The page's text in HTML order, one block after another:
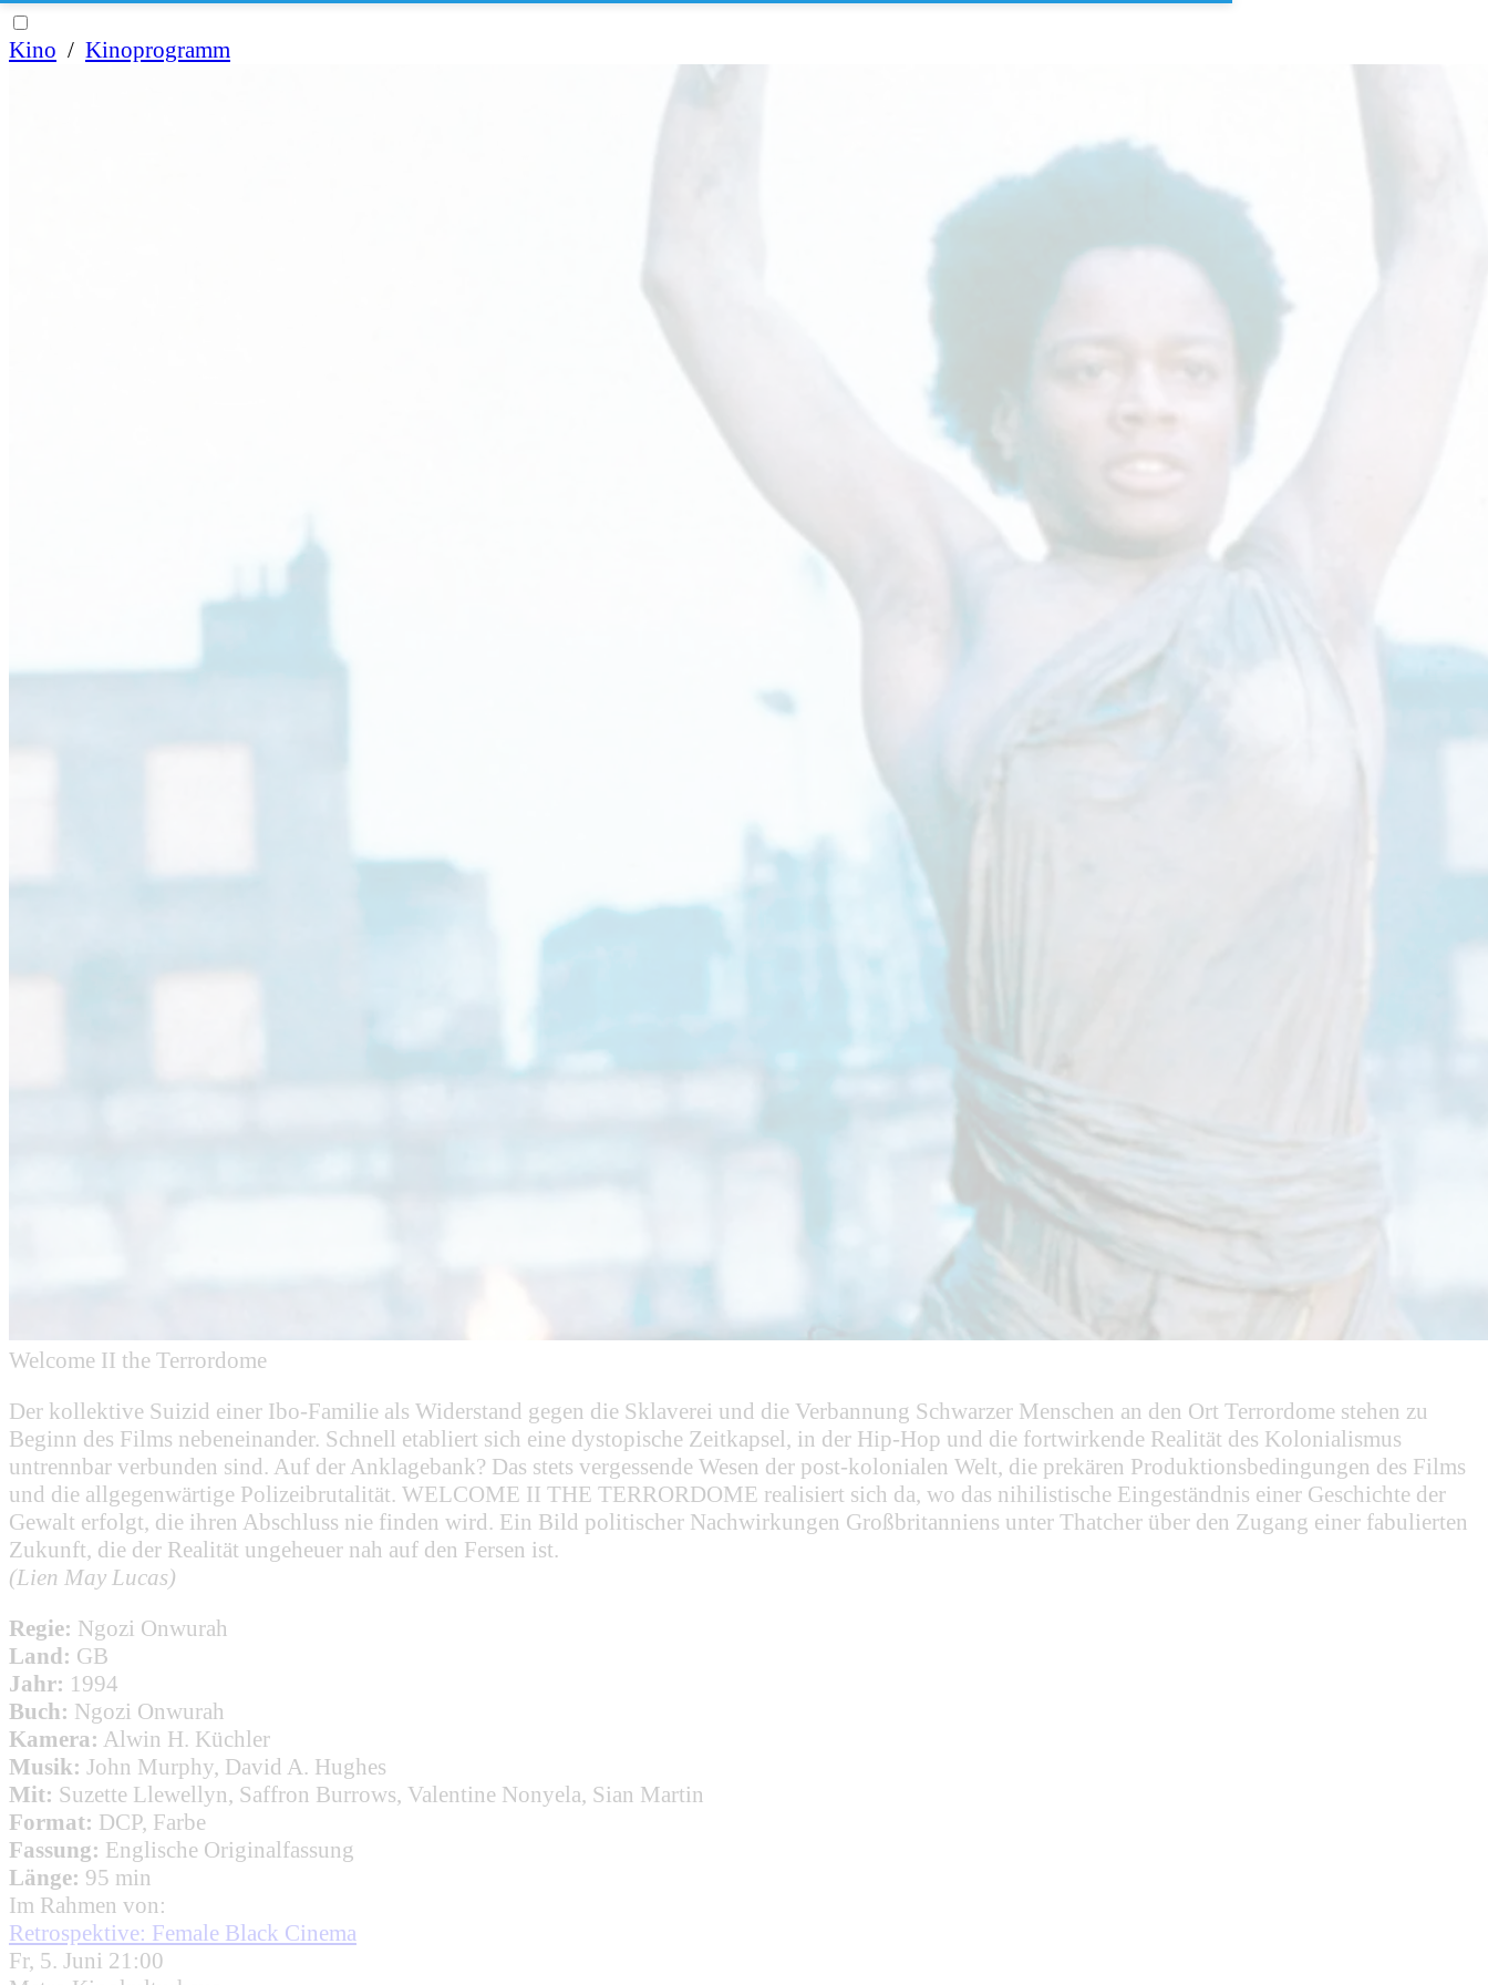
Kino / Kinoprogramm
Welcome II the Terrordome
Der kollektive Suizid einer Ibo-Familie als Widerstand gegen die Sklaverei und die Verbannung Schwarzer Menschen an den Ort Terrordome stehen zu
Beginn des Films nebeneinander. Schnell etabliert sich eine dystopische Zeitkapsel, in der Hip-Hop und die fortwirkende Realität des Kolonialismus
untrennbar verbunden sind. Auf der Anklagebank? Das stets vergessende Wesen der post-kolonialen Welt, die prekären Produktionsbedingungen des Films
und die allgegenwärtige Polizeibrutalität. WELCOME II THE TERRORDOME realisiert sich da, wo das nihilistische Eingeständnis einer Geschichte der
Gewalt erfolgt, die ihren Abschluss nie finden wird. Ein Bild politischer Nachwirkungen Großbritanniens unter Thatcher über den Zugang einer fabulierten
Zukunft, die der Realität ungeheuer nah auf den Fersen ist.
(Lien May Lucas)
Regie: Ngozi Onwurah
Land: GB
Jahr: 1994
Buch: Ngozi Onwurah
Kamera: Alwin H. Küchler
Musik: John Murphy, David A. Hughes
Mit: Suzette Llewellyn, Saffron Burrows, Valentine Nonyela, Sian Martin
Format: DCP, Farbe
Fassung: Englische Originalfassung
Länge: 95 min
Im Rahmen von:
Retrospektive: Female Black Cinema
Fr, 5. Juni 21:00